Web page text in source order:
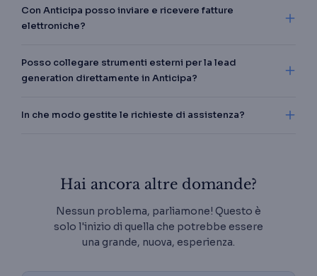
Con Anticipa posso inviare e ricevere fatture
elettroniche?
Posso collegare strumenti esterni per la lead
generation direttamente in Anticipa?
In che modo gestite le richieste di assistenza?
Hai ancora altre domande?
Nessun problema, parliamone! Questo è
solo l'inizio di quella che potrebbe essere
una grande, nuova, esperienza.